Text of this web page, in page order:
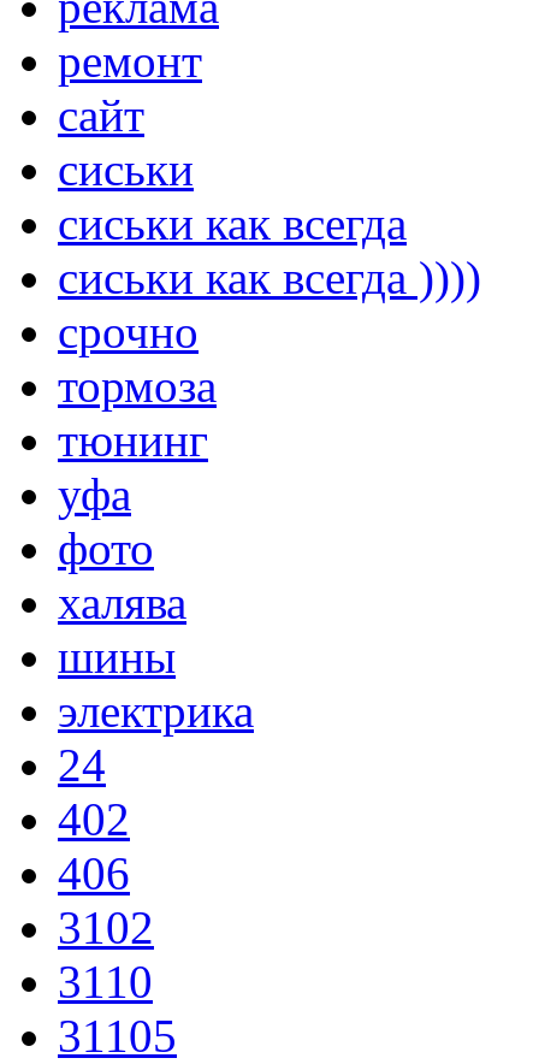
ремонт
сайт
сиськи
сиськи как всегда
сиськи как всегда ))))
срочно
тормоза
тюнинг
уфа
фото
халява
шины
электрика
24
402
406
3102
3110
31105